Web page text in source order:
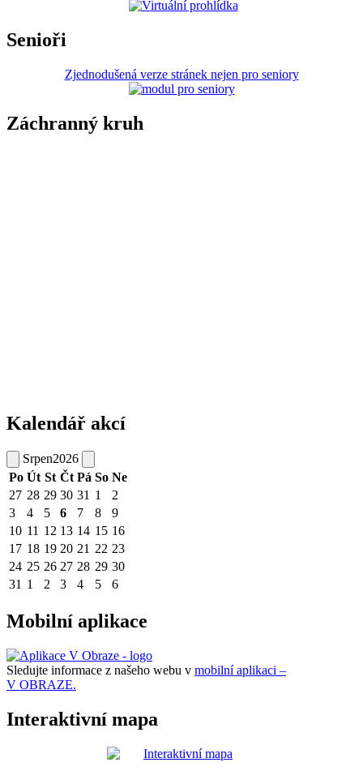
Senioři
Zjednodušená verze stránek nejen pro seniory
Záchranný kruh
Kalendář akcí
Srpen2026
Po Út St Čt Pá So Ne
27 28 29 30 31 1
2
3
4 5 6 7 8
9
10 11 12 13 14 15 16
17 18 19 20 21 22 23
24 25 26 27 28 29 30
31 1 2 3 4 5 6
Mobilní aplikace
Sledujte informace z našeho webu v mobilní aplikaci –
V OBRAZE.
Interaktivní mapa